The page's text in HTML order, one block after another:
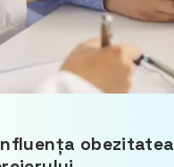
obezitatea